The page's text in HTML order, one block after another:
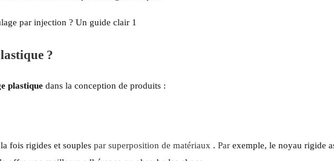
?
plastique dans la conception de produits :
fois rigides et souples par superposition de matériaux . Par exemple, le noyau rigide